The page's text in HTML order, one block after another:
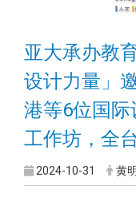
亚大承办教
设计力量」
港等6位国
工作坊，全
2024-10-31 黄